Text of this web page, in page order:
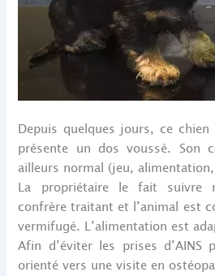
Depuis quelques jours, ce
présente un dos voussé. Son
ailleurs normal (jeu,
La propriétaire le fait suivre
confrère traitant et l’animal est
vermifugé. L’alimentation est
Afin d’éviter les prises d’AINS
orienté vers une visite en